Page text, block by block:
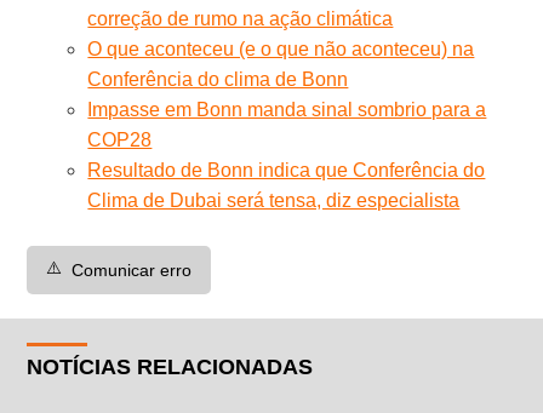
correção de rumo na ação climática
O que aconteceu (e o que não aconteceu) na
Conferência do clima de Bonn
Impasse em Bonn manda sinal sombrio para a
COP28
Resultado de Bonn indica que Conferência do
Clima de Dubai será tensa, diz especialista
⚠️ Comunicar erro
NOTÍCIAS RELACIONADAS